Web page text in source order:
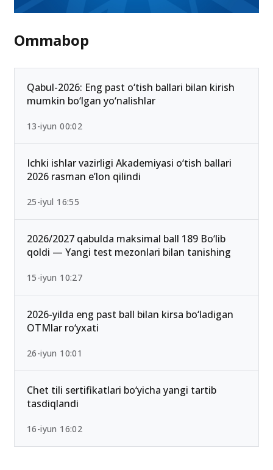
Ommabop
Qabul-2026: Eng past o‘tish ballari bilan kirish
mumkin bo‘lgan yo‘nalishlar
13-iyun 00:02
Ichki ishlar vazirligi Akademiyasi o‘tish ballari
2026 rasman e’lon qilindi
25-iyul 16:55
2026/2027 qabulda maksimal ball 189 Bo‘lib
qoldi — Yangi test mezonlari bilan tanishing
15-iyun 10:27
2026-yilda eng past ball bilan kirsa bo‘ladigan
OTMlar ro‘yxati
26-iyun 10:01
Chet tili sertifikatlari bo‘yicha yangi tartib
tasdiqlandi